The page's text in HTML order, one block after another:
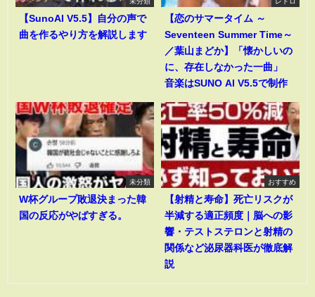
【SunoAI V5.5】自分の声で
曲を作るやり方を解説します
【恋のサマータイム ～
Seventeen Summer Time～
／葉山まどか】「懐かしいの
に、存在しなかった一曲」
音楽はSUNO AI V5.5で制作
未分類
W杯グループ敗退決まった韓
国の反応がやばすぎる。
おすすめ
【射精と寿命】死亡リスクが
半減する適正頻度｜脳への影
響・テストステロンと射精の
関係など泌尿器科医が徹底解
説